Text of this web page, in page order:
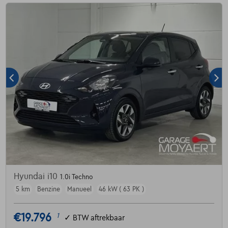
Hyundai i10 1.0i Techno
5 km
Benzine Manueel 46 kW ( 63 PK )
€19.796 1 ✓ BTW aftrekbaar